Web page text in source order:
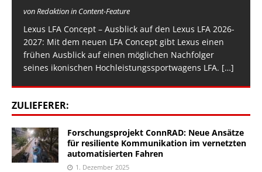
von Redaktion in Content-Feature
Lexus LFA Concept – Ausblick auf den Lexus LFA 2026-
2027: Mit dem neuen LFA Concept gibt Lexus einen
frühen Ausblick auf einen möglichen Nachfolger
seines ikonischen Hochleistungssportwagens LFA. […]
ZULIEFERER:
Forschungsprojekt ConnRAD: Neue Ansätze
für resiliente Kommunikation im vernetzten
automatisierten Fahren
1. Dezember 2025